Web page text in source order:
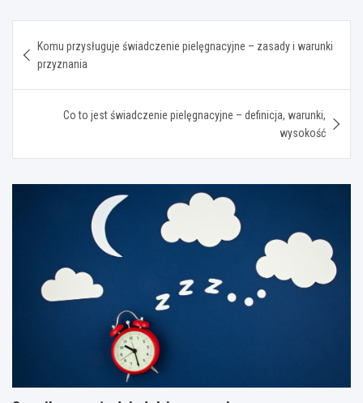
wpisu
Komu przysługuje świadczenie pielęgnacyjne – zasady i warunki
przyznania
Co to jest świadczenie pielęgnacyjne – definicja, warunki,
wysokość